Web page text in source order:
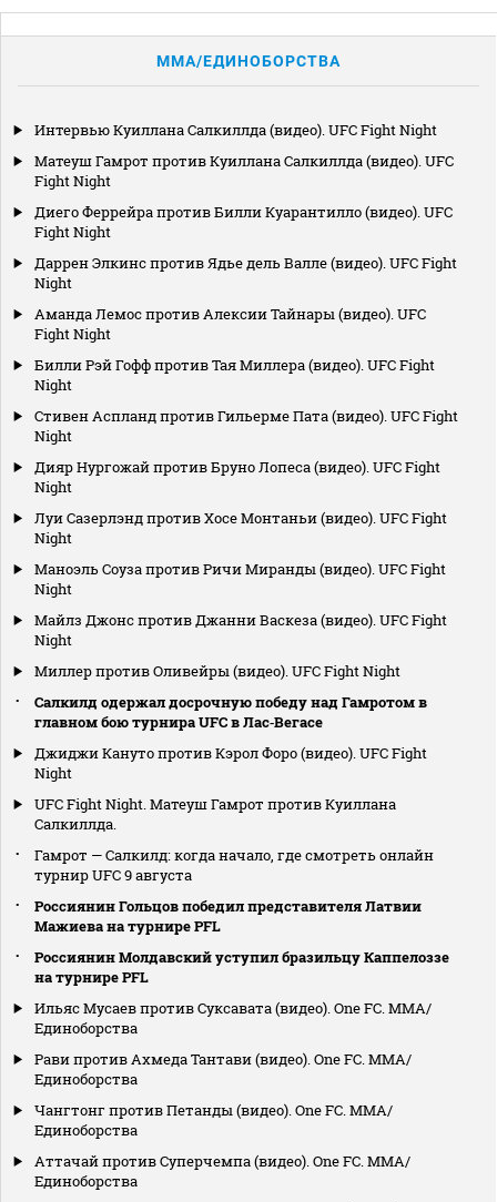
MMA/ЕДИНОБОРСТВА
Интервью Куиллана Салкиллда (видео). UFC Fight Night
Матеуш Гамрот против Куиллана Салкиллда (видео). UFC
Fight Night
Диего Феррейра против Билли Куарантилло (видео). UFC
Fight Night
Даррен Элкинс против Ядье дель Валле (видео). UFC Fight
Night
Аманда Лемос против Алексии Тайнары (видео). UFC
Fight Night
Билли Рэй Гофф против Тая Миллера (видео). UFC Fight
Night
Стивен Аспланд против Гильерме Пата (видео). UFC Fight
Night
Дияр Нургожай против Бруно Лопеса (видео). UFC Fight
Night
Луи Сазерлэнд против Хосе Монтаньи (видео). UFC Fight
Night
Маноэль Соуза против Ричи Миранды (видео). UFC Fight
Night
Майлз Джонс против Джанни Васкеза (видео). UFC Fight
Night
Миллер против Оливейры (видео). UFC Fight Night
Салкилд одержал досрочную победу над Гамротом в
главном бою турнира UFC в Лас‑Вегасе
Джиджи Кануто против Кэрол Форо (видео). UFC Fight
Night
UFC Fight Night. Матеуш Гамрот против Куиллана
Салкиллда.
Гамрот — Салкилд: когда начало, где смотреть онлайн
турнир UFC 9 августа
Россиянин Гольцов победил представителя Латвии
Мажиева на турнире PFL
Россиянин Молдавский уступил бразильцу Каппелоззе
на турнире PFL
Ильяс Мусаев против Суксавата (видео). One FC. MMA/
Единоборства
Рави против Ахмеда Тантави (видео). One FC. MMA/
Единоборства
Чангтонг против Петанды (видео). One FC. MMA/
Единоборства
Аттачай против Суперчемпа (видео). One FC. MMA/
Единоборства